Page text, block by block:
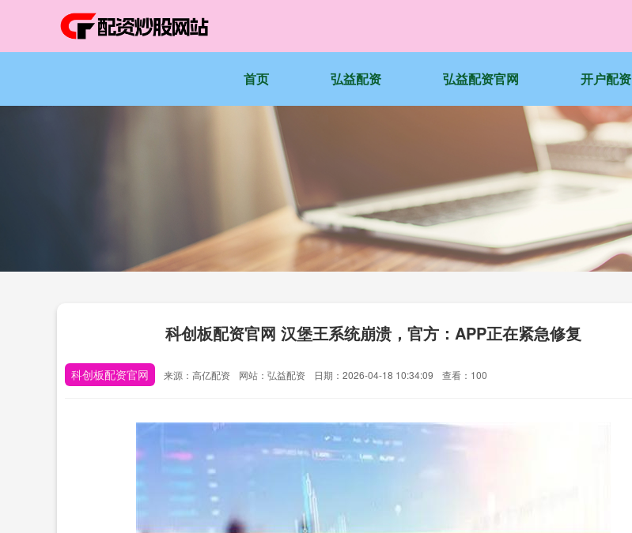
首页 弘益配资 弘益配资官网 开户配资
科创板配资官网 汉堡王系统崩溃，官方：APP正在紧急修复
科创板配资官网 来源：高亿配资 网站：弘益配资 日期：2026-04-18 10:34:09 查看：100